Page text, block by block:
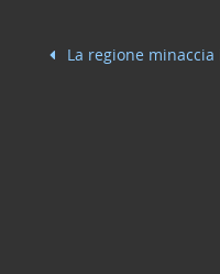
b dI
La regione minaccia